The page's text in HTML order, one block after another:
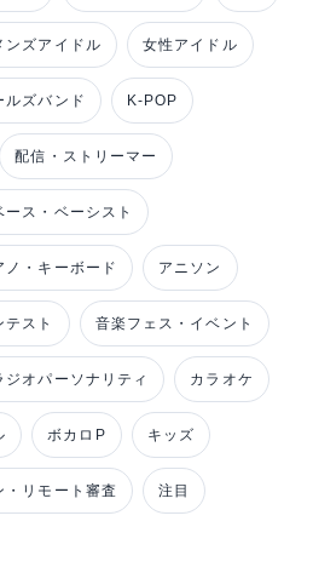
ンズアイドル 女性アイドル
ルズバンド K-POP
配信・ストリーマー
ース・ベーシスト
ノ・キーボード アニソン
スト 音楽フェス・イベント
ジオパーソナリティ カラオケ
ボカロP キッズ
・リモート審査 注目